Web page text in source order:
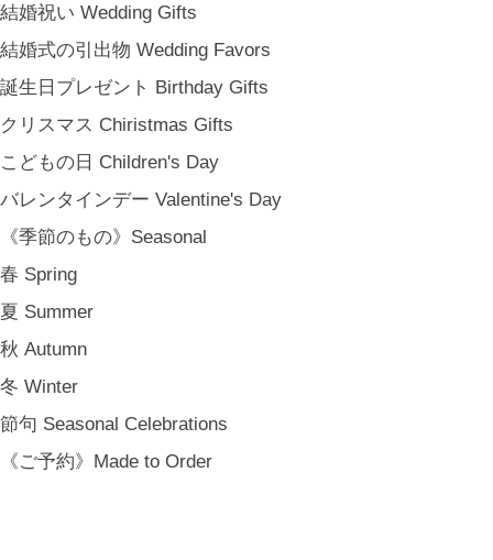
結婚祝い Wedding Gifts
結婚式の引出物 Wedding Favors
誕生日プレゼント Birthday Gifts
クリスマス Chiristmas Gifts
こどもの日 Children's Day
バレンタインデー Valentine's Day
《季節のもの》Seasonal
春 Spring
夏 Summer
秋 Autumn
冬 Winter
節句 Seasonal Celebrations
《ご予約》Made to Order